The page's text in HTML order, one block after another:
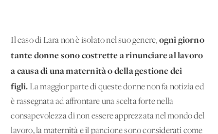
Il caso di Lara non è isolato nel suo genere, ogni giorno
tante donne sono costrette a rinunciare al lavoro
a causa di una maternità o della gestione dei
figli. La maggior parte di queste donne non fa notizia ed
è rassegnata ad affrontare una scelta forte nella
consapevolezza di non essere apprezzata nel mondo del
lavoro, la maternità e il pancione sono considerati come